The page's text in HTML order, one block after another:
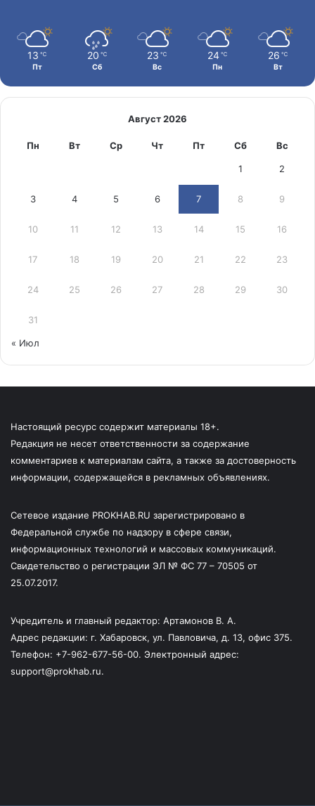
13 ℃
Пт
20 ℃
Сб
23 ℃
Вс
24 ℃
Пн
26 ℃
Вт
Август 2026
Пн Вт Ср Чт Пт Сб Вс
1 2
3 4 5 6 7 8 9
10 11 12 13 14 15 16
17 18 19 20 21 22 23
24 25 26 27 28 29 30
31
« Июл
Настоящий ресурс содержит материалы 18+.
Редакция не несет ответственности за содержание
комментариев к материалам сайта, а также за достоверность
информации, содержащейся в рекламных объявлениях.
Сетевое издание PROKHAB.RU зарегистрировано в
Федеральной службе по надзору в сфере связи,
информационных технологий и массовых коммуникаций.
Свидетельство о регистрации ЭЛ № ФС 77 – 70505 от
25.07.2017.
Учредитель и главный редактор: Артамонов В. А.
Адрес редакции: г. Хабаровск, ул. Павловича, д. 13, офис 375.
Телефон: +7-962-677-56-00. Электронный адрес:
support@prokhab.ru.